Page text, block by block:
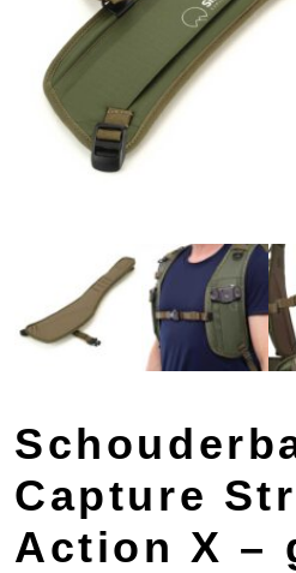
Capture
Action X –